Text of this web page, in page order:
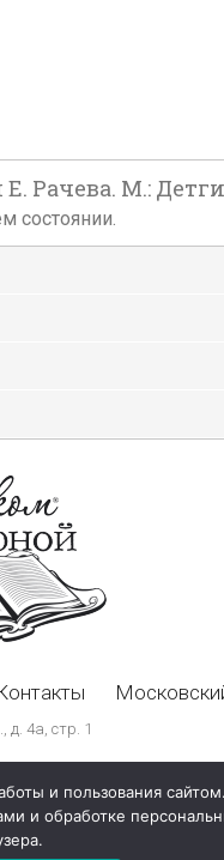
М.:
состоянии.
д. 4а, стр. 1
и пользования сайтом.
и обработке